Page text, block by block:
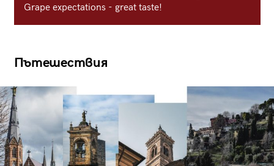
Grape expectations - great taste!
Пътешествия